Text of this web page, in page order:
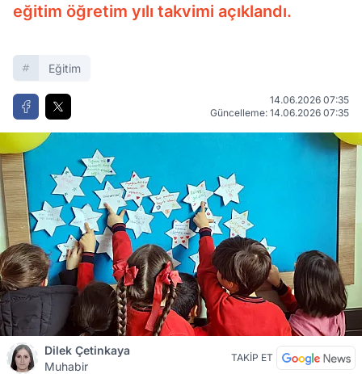
eğitim öğretim yılı takvimi açıklandı.
Eğitim
14.06.2026 07:35
Güncelleme: 14.06.2026 07:35
Dilek Çetinkaya
Muhabir
TAKİP ET